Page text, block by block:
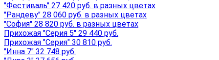
"Фестиваль" 27 420 руб. в разных цветах
"Рандеву" 28 060 руб. в разных цветах
"София" 28 820 руб. в разных цветах
Прихожая "Серия 5" 29 440 руб.
Прихожая "Серия" 30 810 руб.
"Инна 7" 32 748 руб.